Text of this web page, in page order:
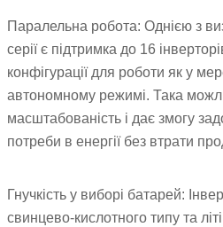
Паралельна робота: Однією з
серії є підтримка до 16
конфігурації для роботи як у
автономному режимі. Така
масштабованість і дає змогу
потреби в енергії без втрати
Гнучкість у виборі батарей:
свинцево-кислотного типу та